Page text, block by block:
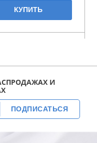
КУПИТЬ
И
ПОДПИСАТЬСЯ